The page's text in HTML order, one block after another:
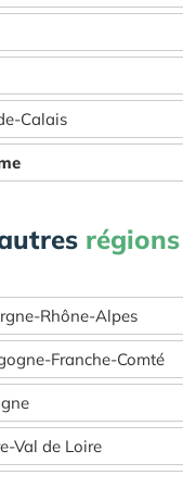
Calais
régions
Rhône-Alpes
Franche-Comté
Val de Loire